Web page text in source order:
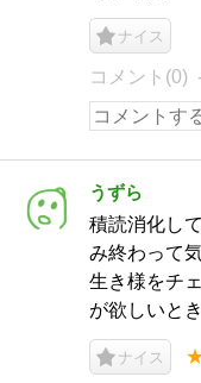
ナイス
コメント(0)
うずら
積読消化し
み終わって
生き様をチ
が欲しいと
ナイス